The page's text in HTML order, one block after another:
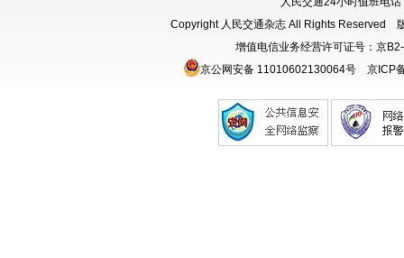
Copyright 人民交通杂志 All Rights Reserved
增值电信业务经营许可证号：京
京公网安备 11010602130064号
京ICP